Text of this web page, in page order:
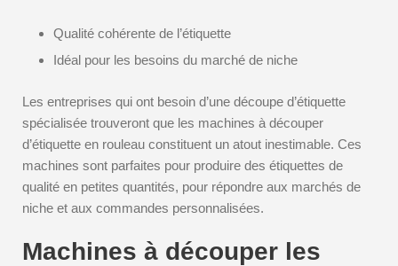
Qualité cohérente de l’étiquette
Idéal pour les besoins du marché de niche
Les entreprises qui ont besoin d’une découpe d’étiquette
spécialisée trouveront que les machines à découper
d’étiquette en rouleau constituent un atout inestimable. Ces
machines sont parfaites pour produire des étiquettes de
qualité en petites quantités, pour répondre aux marchés de
niche et aux commandes personnalisées.
Machines à découper les